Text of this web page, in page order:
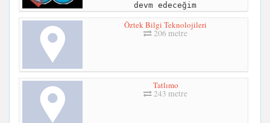
devm edeceğim
Öztek Bilgi Teknolojileri
206 metre
Tatlımo
243 metre